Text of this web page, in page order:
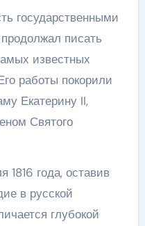
государственными
писать
известных
работы покорили
Екатерину II,
Святого
года, оставив
в русской
глубокой